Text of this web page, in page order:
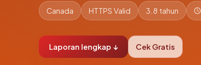
Canada HTTPS Valid 3.8 tahun
Laporan lengkap ↓ Cek Gratis